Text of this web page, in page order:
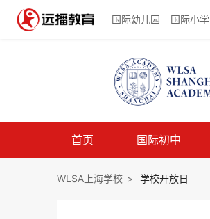
国际幼儿园 国际小学
首页 国际初中
WLSA上海学校 > 学校开放日